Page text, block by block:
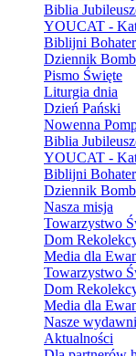
Biblia
YOUCAT -
Biblijni
Dziennik
Pismo Święte
Liturgia dnia
Dzień Pański
Nowenna
Biblia
YOUCAT -
Biblijni
Dziennik
Nasza misja
Towarzystwo
Dom
Media dla
Towarzystwo
Dom
Media dla
Nasze
Aktualności